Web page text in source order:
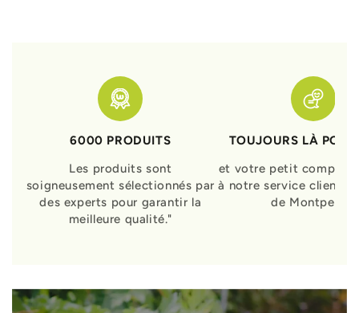
6000 PRODUITS
Les produits sont
soigneusement sélectionnés par
des experts pour garantir la
meilleure qualité."
TOUJOURS LÀ
et votre petit
à notre service clients
de Montpellier